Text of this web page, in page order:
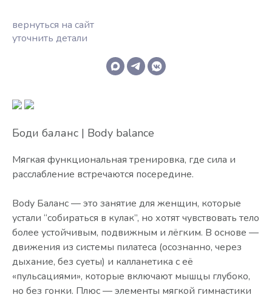
вернуться на сайт
уточнить детали
Боди баланс | Body balance
Мягкая функциональная тренировка, где сила и
расслабление встречаются посередине.
Body Баланс — это занятие для женщин, которые
устали “собираться в кулак”, но хотят чувствовать тело
более устойчивым, подвижным и лёгким. В основе —
движения из системы пилатеса (осознанно, через
дыхание, без суеты) и калланетика с её
«пульсациями», которые включают мышцы глубоко,
но без гонки. Плюс — элементы мягкой гимнастики